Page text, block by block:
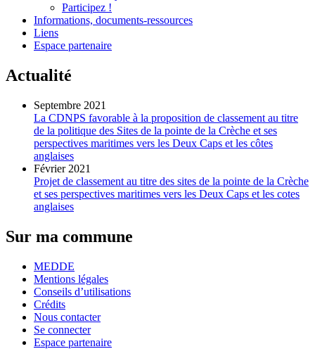
Participez !
Informations, documents-ressources
Liens
Espace partenaire
Actualité
Septembre 2021
La CDNPS favorable à la proposition de classement au titre
de la politique des Sites de la pointe de la Crèche et ses
perspectives maritimes vers les Deux Caps et les côtes
anglaises
Février 2021
Projet de classement au titre des sites de la pointe de la Crèche
et ses perspectives maritimes vers les Deux Caps et les cotes
anglaises
Sur ma commune
MEDDE
Mentions légales
Conseils d’utilisations
Crédits
Nous contacter
Se connecter
Espace partenaire